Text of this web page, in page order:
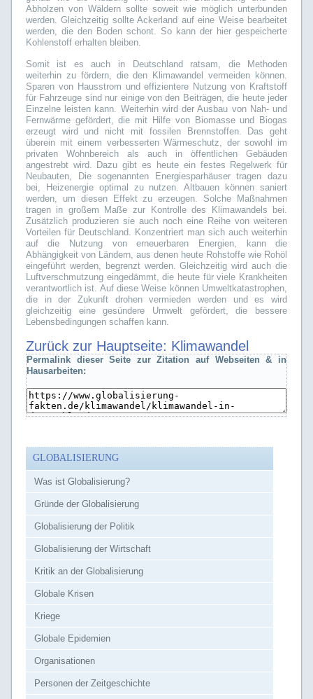
Abholzen von Wäldern sollte soweit wie möglich unterbunden
werden. Gleichzeitig sollte Ackerland auf eine Weise bearbeitet
werden, die den Boden schont. So kann der hier gespeicherte
Kohlenstoff erhalten bleiben.
Somit ist es auch in Deutschland ratsam, die Methoden
weiterhin zu fördern, die den Klimawandel vermeiden können.
Sparen von Hausstrom und effizientere Nutzung von Kraftstoff
für Fahrzeuge sind nur einige von den Beiträgen, die heute jeder
Einzelne leisten kann. Weiterhin wird der Ausbau von Nah- und
Fernwärme gefördert, die mit Hilfe von Biomasse und Biogas
erzeugt wird und nicht mit fossilen Brennstoffen. Das geht
überein mit einem verbesserten Wärmeschutz, der sowohl im
privaten Wohnbereich als auch in öffentlichen Gebäuden
angestrebt wird. Dazu gibt es heute ein festes Regelwerk für
Neubauten, Die sogenannten Energiesparhäuser tragen dazu
bei, Heizenergie optimal zu nutzen. Altbauen können saniert
werden, um diesen Effekt zu erzeugen. Solche Maßnahmen
tragen in großem Maße zur Kontrolle des Klimawandels bei.
Zusätzlich produzieren sie auch noch eine Reihe von weiteren
Vorteilen für Deutschland. Konzentriert man sich auch weiterhin
auf die Nutzung von erneuerbaren Energien, kann die
Abhängigkeit von Ländern, aus denen heute Rohstoffe wie Rohöl
eingeführt werden, begrenzt werden. Gleichzeitig wird auch die
Luftverschmutzung eingedämmt, die heute für viele Krankheiten
verantwortlich ist. Auf diese Weise können Umweltkatastrophen,
die in der Zukunft drohen vermieden werden und es wird
gleichzeitig eine gesündere Umwelt gefördert, die bessere
Lebensbedingungen schaffen kann.
Zurück zur Hauptseite: Klimawandel
Permalink dieser Seite zur Zitation auf Webseiten & in
Hausarbeiten:
GLOBALISIERUNG
Was ist Globalisierung?
Gründe der Globalisierung
Globalisierung der Politik
Globalisierung der Wirtschaft
Kritik an der Globalisierung
Globale Krisen
Kriege
Globale Epidemien
Organisationen
Personen der Zeitgeschichte